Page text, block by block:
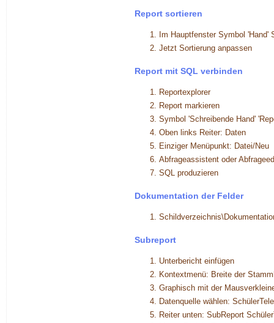
Report sortieren
Im Hauptfenster Symbol 'Hand'
Jetzt Sortierung anpassen
Report mit SQL verbinden
Reportexplorer
Report markieren
Symbol 'Schreibende Hand'
Oben links Reiter: Daten
Einziger Menüpunkt: Datei/Neu
Abfrageassistent oder
SQL produzieren
Dokumentation der Felder
Subreport
Unterbericht einfügen
Kontextmenü: Breite der
Graphisch mit der
Datenquelle wählen:
Reiter unten: SubReport